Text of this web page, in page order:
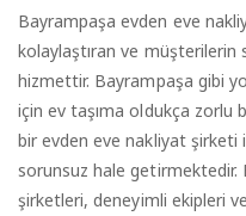
Bayrampaşa evden eve
kolaylaştıran ve
hizmettir. Bayrampaşa gibi
için ev taşıma oldukça zorlu
bir evden eve nakliyat şirketi
sorunsuz hale getirmektedir.
şirketleri, deneyimli ekipleri